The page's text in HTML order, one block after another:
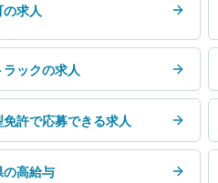
求人
ックの求人
許で応募できる求人
高給与